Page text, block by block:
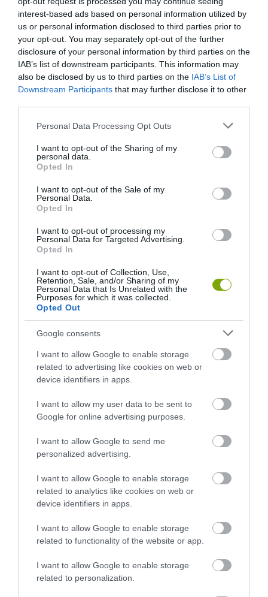
interest-based ads based on personal information utilized by
us or personal information disclosed to third parties prior to
your opt-out. You may separately opt-out of the further
disclosure of your personal information by third parties on the
IAB’s list of downstream participants. This information may
also be disclosed by us to third parties on the IAB’s List of
Downstream Participants that may further disclose it to other
Please note that this website/app uses one or more Google
not limited to your visit or usage behaviour. You may click to
grant or deny consent to Google and its third-party tags to
use your data for below specified purposes in below Google
consent section.
Personal Data Processing Opt Outs
I want to opt-out of the Sharing of my
personal data.
Opted In
I want to opt-out of the Sale of my
Personal Data.
Opted In
I want to opt-out of processing my
Personal Data for Targeted Advertising.
Opted In
I want to opt-out of Collection, Use,
Retention, Sale, and/or Sharing of my
Personal Data that Is Unrelated with the
Purposes for which it was collected.
Opted Out
Google consents
I want to allow Google to enable storage
related to advertising like cookies on web or
device identifiers in apps.
I want to allow my user data to be sent to
Google for online advertising purposes.
I want to allow Google to send me
personalized advertising.
I want to allow Google to enable storage
related to analytics like cookies on web or
device identifiers in apps.
I want to allow Google to enable storage
related to functionality of the website or app.
I want to allow Google to enable storage
related to personalization.
AZ ASZPIRIN 10 MEGLEPŐ FELHASZNÁLÁSI TERÜLETE
78 79 80